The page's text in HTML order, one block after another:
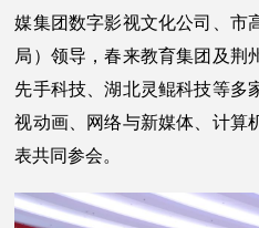
媒集团数字影视文化公司、市
局）领导，春来教育集团及荆
先手科技、湖北灵鲲科技等多
视动画、网络与新媒体、计算
表共同参会。